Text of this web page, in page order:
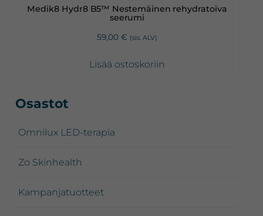
Medik8 Hydr8 B5™ Nestemäinen rehydratoiva
seerumi
59,00 € (sis. ALV)
Lisää ostoskoriin
Ensisijainen
Osastot
Omnilux LED-terapia
Zo Skinhealth
Kampanjatuotteet